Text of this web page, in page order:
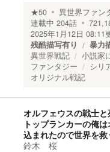
★50
異世界ファン
連載中 204話
2025年1月12日 08:11
残酷描写有り
暴力
異世界戦記
小説家
ファンタジー
シリ
オリジナル戦記
オルフェウスの戦士
トップランカーの俺
込まれたので世界を
鈴木 桜